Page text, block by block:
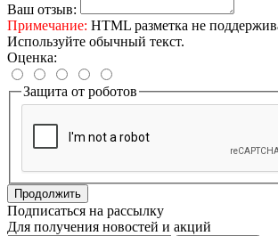
Ваш отзыв:
Примечание: HTML разметка не
Используйте обычный текст.
Оценка:
Защита от роботов
Продолжить
Подписаться на рассылку
Для получения новостей и акций